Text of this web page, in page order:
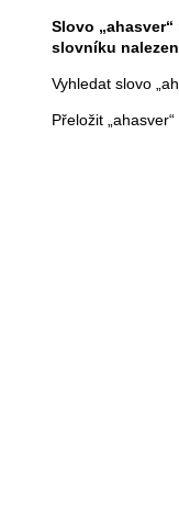
Slovo
slovníku
Vyhledat slovo
Přeložit